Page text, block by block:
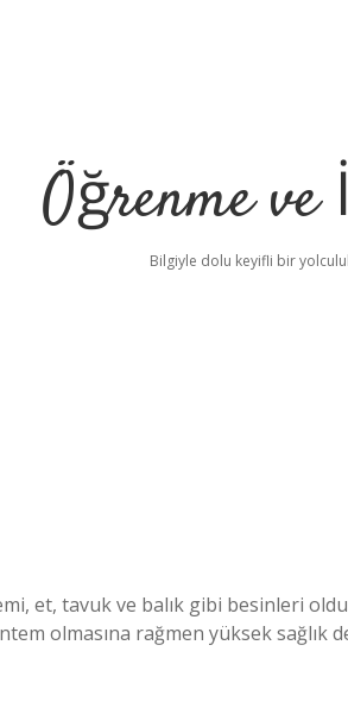
Öğrenme ve
Bilgiyle dolu keyifli bir
et, tavuk ve balık gibi besinleri
olmasına rağmen yüksek sağlık